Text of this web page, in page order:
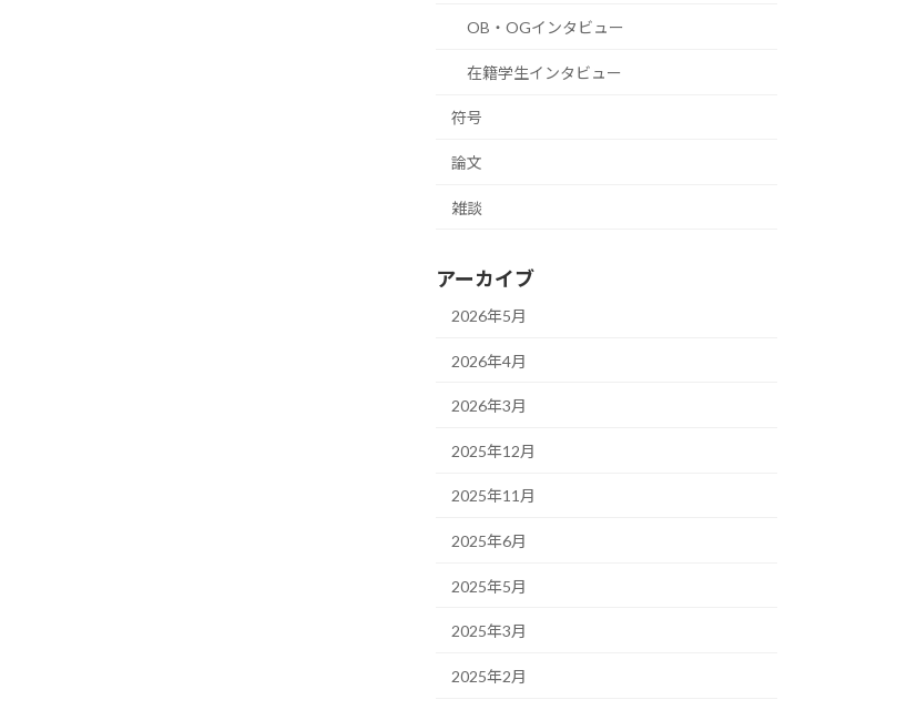
OB・OGインタビュー
在籍学生インタビュー
符号
論文
雑談
アーカイブ
2026年5月
2026年4月
2026年3月
2025年12月
2025年11月
2025年6月
2025年5月
2025年3月
2025年2月